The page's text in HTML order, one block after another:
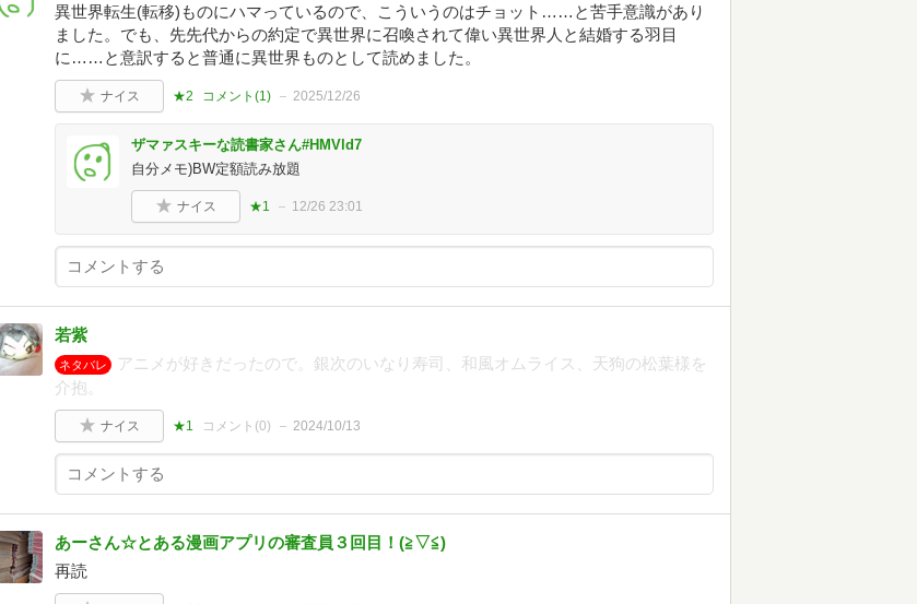
異世界転生(転移)ものにハマっているので、こういうのはチョット……と苦手意識があり
ました。でも、先先代からの約定で異世界に召喚されて偉い異世界人と結婚する羽目
に……と意訳すると普通に異世界ものとして読めました。
ナイス ★2 コメント(1) 2025/12/26
ザマァスキーな読書家さん#HMVld7
自分メモ)BW定額読み放題
ナイス ★1 12/26 23:01
若紫
ネタバレ
アニメが好きだったので。銀次のいなり寿司、和風オムライス、天狗の松葉様を
介抱。
ナイス ★1 コメント(0) 2024/10/13
あーさん☆とある漫画アプリの審査員３回目！(⁠≧⁠▽⁠≦⁠)
再読